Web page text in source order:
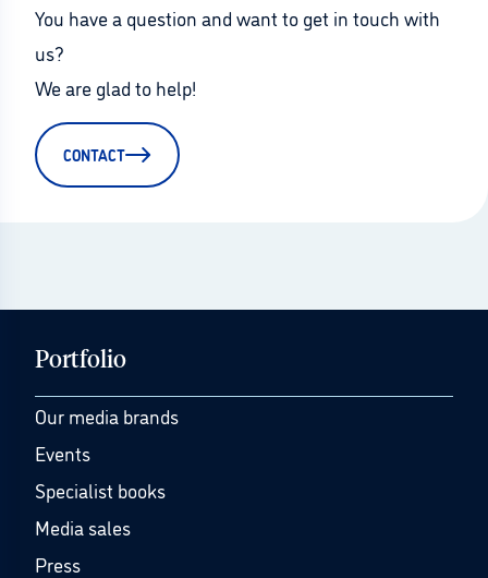
You have a question and want to get in touch with
us?
We are glad to help!
CONTACT
Portfolio
Our media brands
Events
Specialist books
Media sales
Press